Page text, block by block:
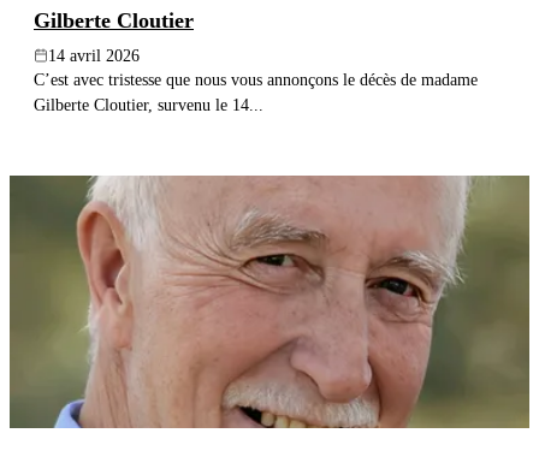
Gilberte Cloutier
14 avril 2026
C’est avec tristesse que nous vous annonçons le décès de madame
Gilberte Cloutier, survenu le 14...